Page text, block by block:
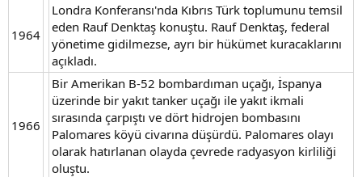
1964
Londra Konferansı'nda Kıbrıs Türk toplumunu temsil
eden Rauf Denktaş konuştu. Rauf Denktaş, federal
yönetime gidilmezse, ayrı bir hükümet kuracaklarını
açıkladı.
1966
Bir Amerikan B-52 bombardıman uçağı, İspanya
üzerinde bir yakıt tanker uçağı ile yakıt ikmali
sırasında çarpıştı ve dört hidrojen bombasını
Palomares köyü civarına düşürdü. Palomares olayı
olarak hatırlanan olayda çevrede radyasyon kirliliği
oluştu.